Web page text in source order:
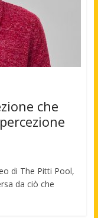
che
di The Pitti Pool,
da ciò che